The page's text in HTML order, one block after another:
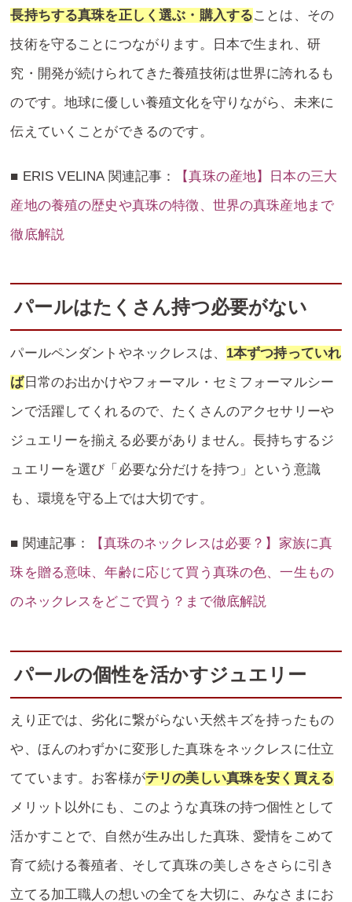
長持ちする真珠を正しく選ぶ・購入することは、その
技術を守ることにつながります。日本で生まれ、研
究・開発が続けられてきた養殖技術は世界に誇れるも
のです。地球に優しい養殖文化を守りながら、未来に
伝えていくことができるのです。
■ ERIS VELINA 関連記事：
【真珠の産地】日本の三大
産地の養殖の歴史や真珠の特徴、世界の真珠産地まで
徹底解説
パールはたくさん持つ必要がない
パールペンダントやネックレスは、 1本ずつ持っていれ
ば日常のお出かけやフォーマル・セミフォーマルシー
ンで活躍してくれるので、たくさんのアクセサリーや
ジュエリーを揃える必要がありません。長持ちするジ
ュエリーを選び「必要な分だけを持つ」という意識
も、環境を守る上では大切です。
■ 関連記事：
【真珠のネックレスは必要？】家族に真
珠を贈る意味、年齢に応じて買う真珠の色、一生もの
のネックレスをどこで買う？まで徹底解説
パールの個性を活かすジュエリー
えり正では、劣化に繋がらない天然キズを持ったもの
や、ほんのわずかに変形した真珠をネックレスに仕立
てています。お客様がテリの美しい真珠を安く買える
メリット以外にも、このような真珠の持つ個性として
活かすことで、自然が生み出した真珠、愛情をこめて
育て続ける養殖者、そして真珠の美しさをさらに引き
立てる加工職人の想いの全てを大切に、みなさまにお